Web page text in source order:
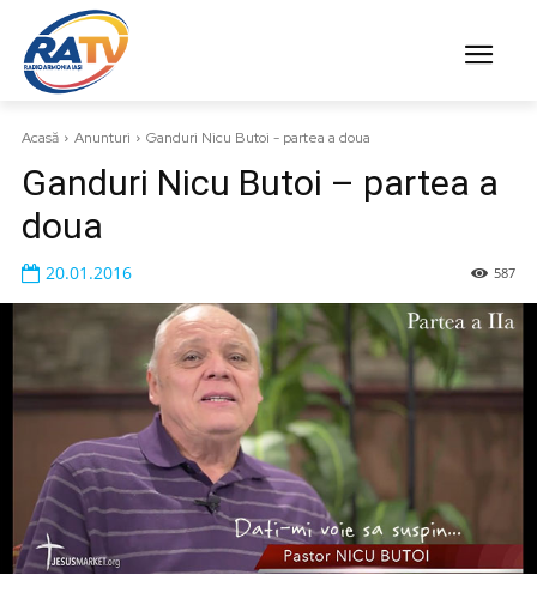
Acasă Anunturi Ganduri Nicu Butoi - partea a doua
Ganduri Nicu Butoi – partea a
doua
587
20.01.2016